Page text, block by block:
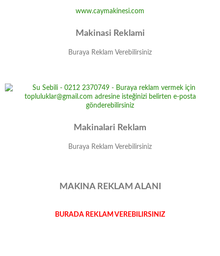
www.caymakinesi.com
Makinasi Reklami
Buraya Reklam Verebilirsiniz
Makinalari Reklam
Buraya Reklam Verebilirsiniz
MAKINA REKLAM ALANI
BURADA REKLAM VEREBILIRSINIZ